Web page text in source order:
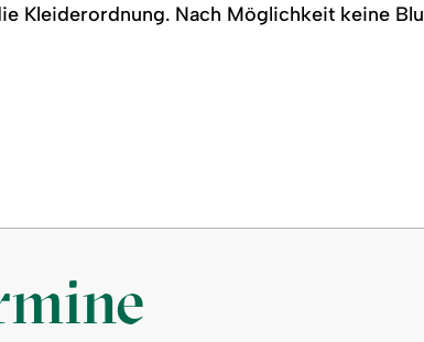
Kleiderordnung. Nach Möglichkeit keine